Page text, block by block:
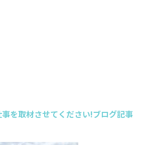
を取材させてください!ブログ記事